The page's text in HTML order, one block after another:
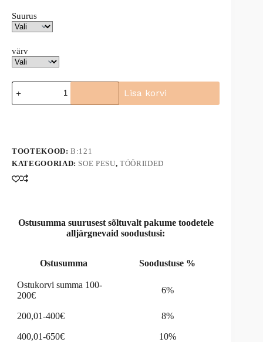
Suurus
värv
Termopüksid
B121
kogus
Lisa korvi
r
n
a
t
TOOTEKOOD:B:121
KATEGOORIAD: SOE PESU, TÖÖRIIDED
Ostusumma suurusest sõltuvalt pakume toodetele
alljärgnevaid soodustusi:
Ostusumma Soodustuse %
Ostukorvi summa 100-
200€
6%
200,01-400€ 8%
400,01-650€ 10%